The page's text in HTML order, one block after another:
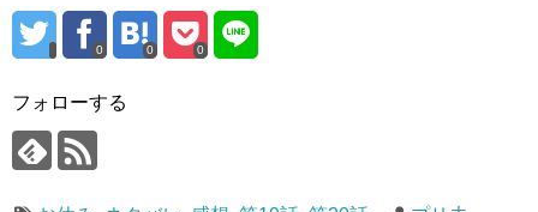
関連記事
関連記事
6月25日第20話「憧れまぜまぜ！いちかとシエ
ル！」
0 0 0
フォローする